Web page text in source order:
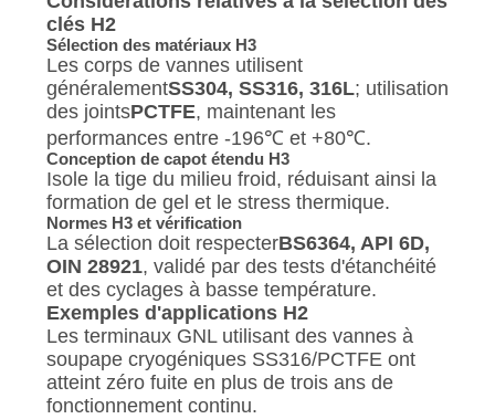
clés H2
Sélection des matériaux H3
Les corps de vannes utilisent
généralementSS304, SS316, 316L; utilisation
des jointsPCTFE, maintenant les
performances entre -196℃ et +80℃.
Conception de capot étendu H3
Isole la tige du milieu froid, réduisant ainsi la
formation de gel et le stress thermique.
Normes H3 et vérification
La sélection doit respecterBS6364, API 6D,
OIN 28921, validé par des tests d'étanchéité
et des cyclages à basse température.
Exemples d'applications H2
Les terminaux GNL utilisant des vannes à
soupape cryogéniques SS316/PCTFE ont
atteint zéro fuite en plus de trois ans de
fonctionnement continu.